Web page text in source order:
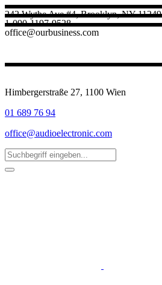
242 Wythe Ave #4, Brooklyn, NY 11249
1-090-1197-9528
office@ourbusiness.com
Himbergerstraße 27, 1100 Wien
01 689 76 94
office@audioelectronic.com